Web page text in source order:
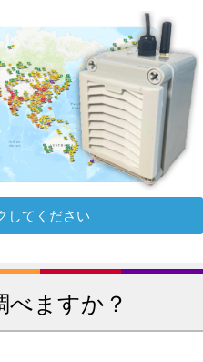
してください
べますか？